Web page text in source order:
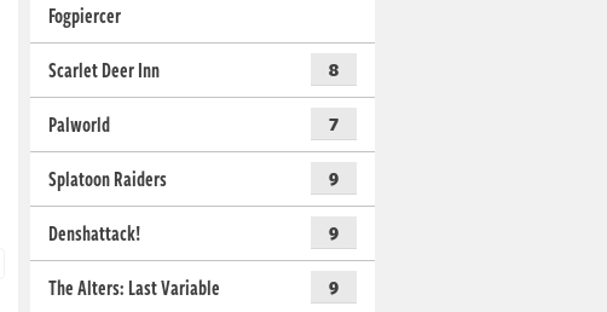
Fogpiercer
Scarlet Deer Inn
8
Palworld 7
Splatoon Raiders 9
Denshattack! 9
The Alters: Last Variable 9